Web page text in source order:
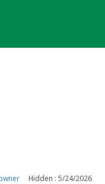
Hidden : 5/24/2026